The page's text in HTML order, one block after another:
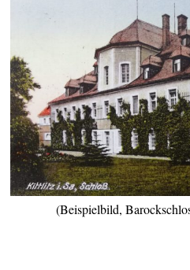
(Beispielbild,